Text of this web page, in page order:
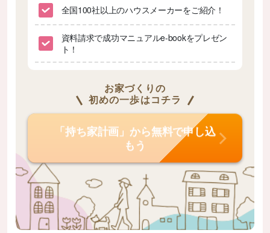
全国100社以上のハウスメーカーをご紹介！
資料請求で成功マニュアルe-bookをプレゼン
ト！
お家づくりの
初めの一歩はコチラ
「持ち家計画」から無料で申し込
もう